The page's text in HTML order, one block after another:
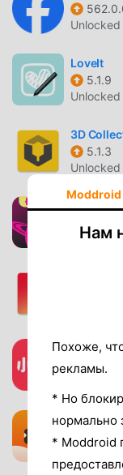
Unlocked
LoveIt
5.1.9
Unlocked
3D
5.1.3
Unlocked
Himme
Unlocked
rednote
9.28.1
Tantan
7.1.8
Moddroid
Нам
Похоже,
рекламы.
* Но
нормально
* Moddroid